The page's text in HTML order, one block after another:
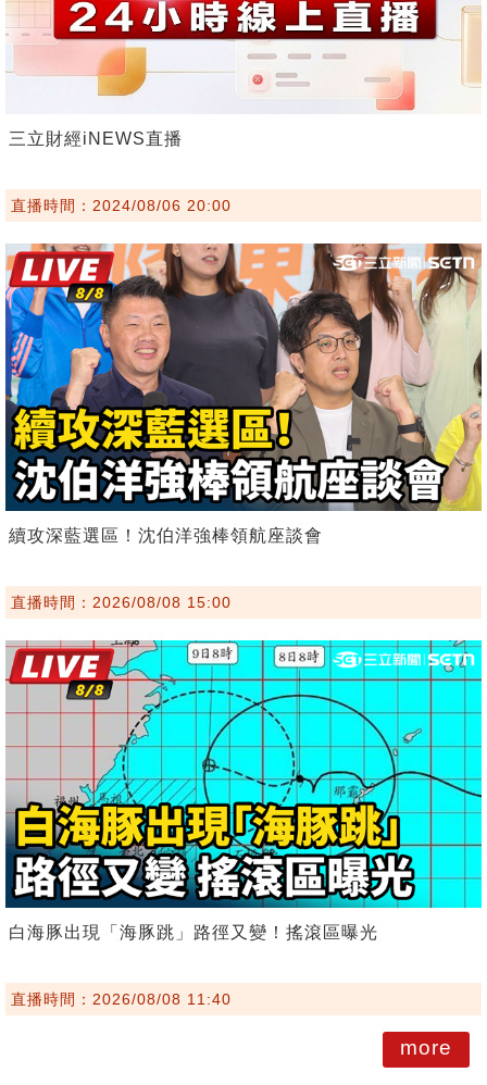
三立財經iNEWS直播
直播時間：2024/08/06 20:00
續攻深藍選區！沈伯洋強棒領航座談會
直播時間：2026/08/08 15:00
白海豚出現「海豚跳」路徑又變！搖滾區曝光
直播時間：2026/08/08 11:40
more